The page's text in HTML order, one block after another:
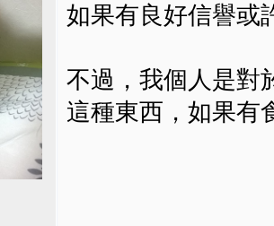
如果有良好信譽或
不過，我個人是對
這種東西，如果有